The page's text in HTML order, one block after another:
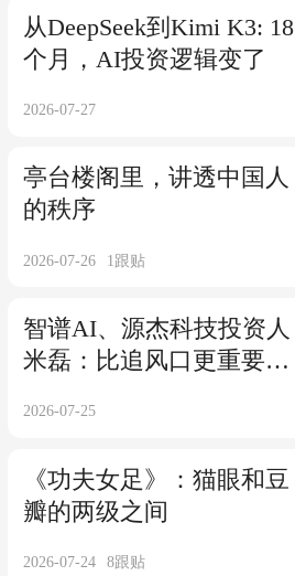
从DeepSeek到Kimi K3: 18
个月，AI投资逻辑变了
2026-07-27
亭台楼阁里，讲透中国人
的秩序
2026-07-26 1跟贴
智谱AI、源杰科技投资人
米磊：比追风口更重要
2026-07-25
《功夫女足》：猫眼和豆
瓣的两级之间
2026-07-24 8跟贴